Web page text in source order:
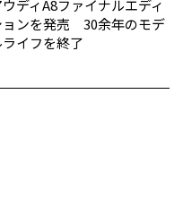
ウディA8ファイナルエディ
ョンを発売 30余年のモデ
ライフを終了